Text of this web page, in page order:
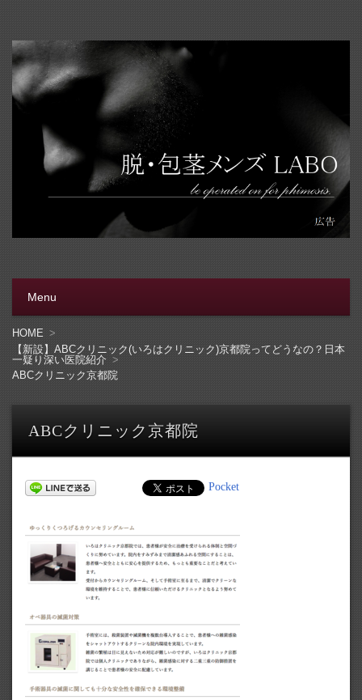
Menu
コンテンツへ移動
HOME
【新設】ABCクリニック(いろはクリニック)京都院ってどうなの？日本
一疑り深い医院紹介
ABCクリニック京都院
ABCクリニック京都院
Pocket